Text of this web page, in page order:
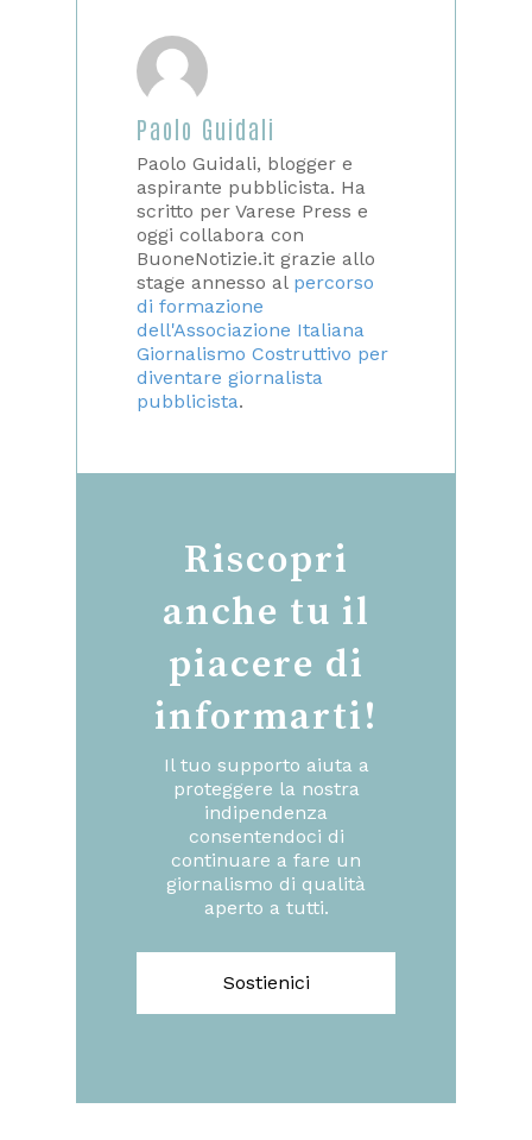
Paolo Guidali
Paolo Guidali, blogger e
aspirante pubblicista. Ha
scritto per Varese Press e
oggi collabora con
BuoneNotizie.it grazie allo
stage annesso al percorso
di formazione
dell'Associazione Italiana
Giornalismo Costruttivo per
diventare giornalista
pubblicista.
Riscopri
anche tu il
piacere di
informarti!
Il tuo supporto aiuta a
proteggere la nostra
indipendenza
consentendoci di
continuare a fare un
giornalismo di qualità
aperto a tutti.
Sostienici